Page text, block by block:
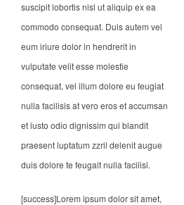
suscipit lobortis nisl ut aliquip ex ea
commodo consequat. Duis autem vel
eum iriure dolor in hendrerit in
vulputate velit esse molestie
consequat, vel illum dolore eu feugiat
nulla facilisis at vero eros et accumsan
et iusto odio dignissim qui blandit
praesent luptatum zzril delenit augue
duis dolore te feugait nulla facilisi.
[success]Lorem ipsum dolor sit amet,